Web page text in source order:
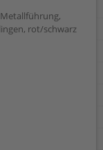
rot/schwarz